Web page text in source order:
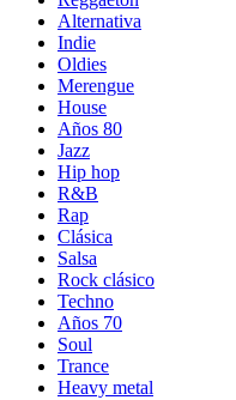
Alternativa
Indie
Oldies
Merengue
House
Años 80
Jazz
Hip hop
R&B
Rap
Clásica
Salsa
Rock clásico
Techno
Años 70
Soul
Trance
Heavy metal